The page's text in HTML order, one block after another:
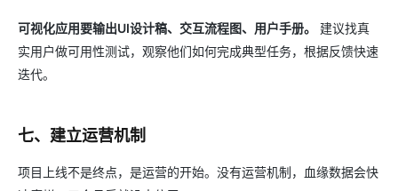
可视化应用要输出UI设计稿、交互流程图、用户手册。
建议找真
实用户做可用性测试，观察他们如何完成典型任务，根据反馈快速
迭代。
七、建立运营机制
项目上线不是终点，是运营的开始。没有运营机制，血缘数据会快